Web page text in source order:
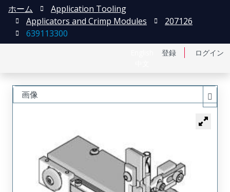
登録 ログイン
ホーム
Application Tooling
Applicators and Crimp Modules
207126
639113300
画像